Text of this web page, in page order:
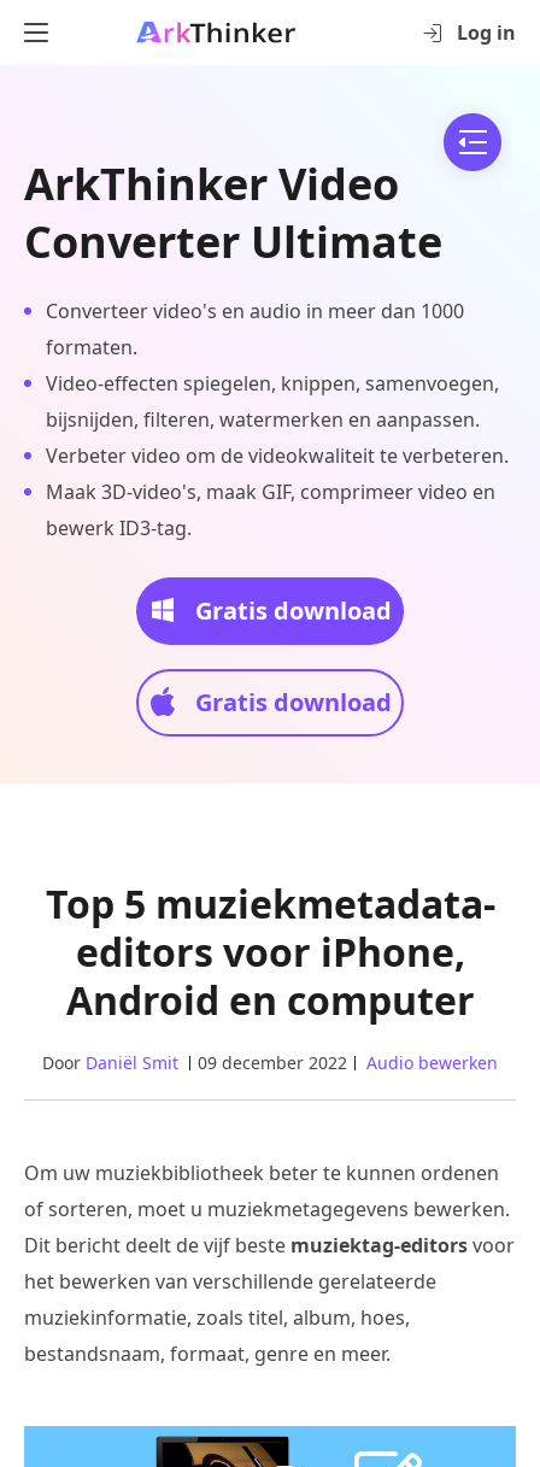
Log in
ArkThinker Video
Converter Ultimate
Converteer video's en audio in meer dan 1000
formaten.
Video-effecten spiegelen, knippen, samenvoegen,
bijsnijden, filteren, watermerken en aanpassen.
Verbeter video om de videokwaliteit te verbeteren.
Maak 3D-video's, maak GIF, comprimeer video en
bewerk ID3-tag.
Gratis download
Gratis download
Top 5 muziekmetadata-
editors voor iPhone,
Android en computer
Door Daniël Smit 09 december 2022 Audio bewerken
Om uw muziekbibliotheek beter te kunnen ordenen
of sorteren, moet u muziekmetagegevens bewerken.
Dit bericht deelt de vijf beste muziektag-editorsvoor
het bewerken van verschillende gerelateerde
muziekinformatie, zoals titel, album, hoes,
bestandsnaam, formaat, genre en meer.